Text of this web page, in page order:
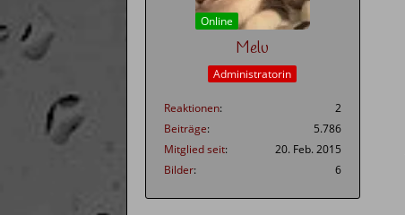
Online
Melu
Administratorin
Reaktionen
2
Beiträge
5.786
Mitglied seit
20. Feb. 2015
Bilder
6